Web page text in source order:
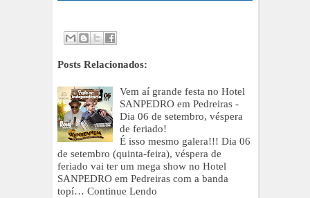
Posts Relacionados:
Vem aí grande festa no Hotel
SANPEDRO em Pedreiras -
Dia 06 de setembro, véspera
de feriado!
É isso mesmo galera!!! Dia 06
de setembro (quinta-feira), véspera de
feriado vai ter um mega show no Hotel
SANPEDRO em Pedreiras com a banda
topí… Continue Lendo